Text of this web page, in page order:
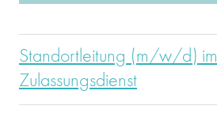
Standortleitung (m/w/d) im
Zulassungsdienst